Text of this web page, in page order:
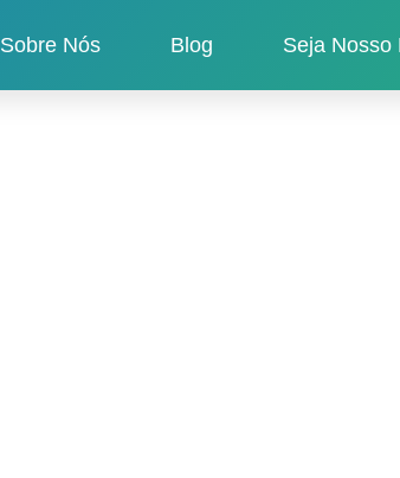
Sobre Nós Blog Seja Nosso